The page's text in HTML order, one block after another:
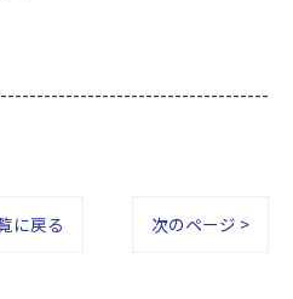
に戻る 次のページ >